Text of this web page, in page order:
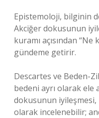
Epistemoloji, bilginin
Akciğer dokusunun
kuramı açısından
gündeme getirir.
Descartes ve Beden-
bedeni ayrı olarak ele
dokusunun
olarak incelenebilir;